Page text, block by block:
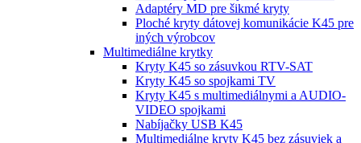
Adaptéry MD pre šikmé kryty
Ploché kryty dátovej komunikácie K45 pre
iných výrobcov
Multimediálne krytky
Kryty K45 so zásuvkou RTV-SAT
Kryty K45 so spojkami TV
Kryty K45 s multimediálnymi a AUDIO-
VIDEO spojkami
Nabíjačky USB K45
Multimediálne kryty K45 bez zásuviek a